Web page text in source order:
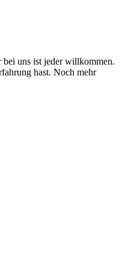
uns ist jeder willkommen.
hast. Noch mehr